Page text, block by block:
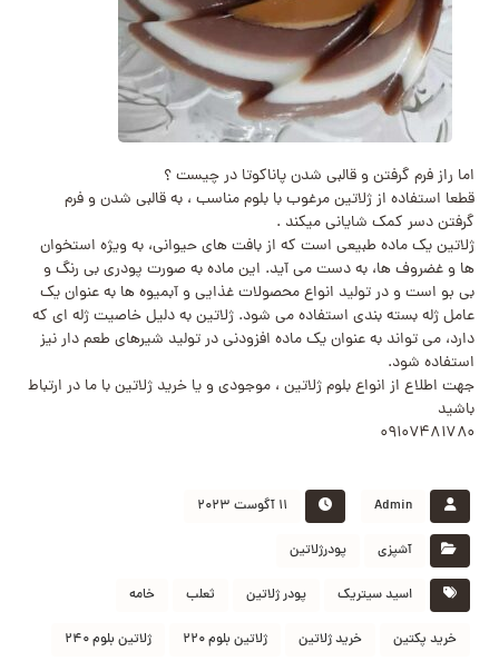
اما راز فرم گرفتن و قالبی شدن پاناکوتا در چیست ؟
قطعا استفاده از ژلاتین مرغوب با بلوم مناسب ، به قالبی شدن و فرم
گرفتن دسر کمک شایانی میکند .
ژلاتین یک ماده طبیعی است که از بافت های حیوانی، به ویژه استخوان
ها و غضروف ها، به دست می آید. این ماده به صورت پودری بی رنگ و
بی بو است و در تولید انواع محصولات غذایی و آبمیوه ها به عنوان یک
عامل ژله بسته بندی استفاده می شود. ژلاتین به دلیل خاصیت ژله ای که
دارد، می تواند به عنوان یک ماده افزودنی در تولید شیرهای طعم دار نیز
استفاده شود.
جهت اطلاع از انواع بلوم ژلاتین ، موجودی و یا خرید ژلاتین با ما در ارتباط
باشید
۰۹۱۰۷۴۸۱۷۸۰
Admin ۱۱ آگوست ۲۰۲۳
آشپزی پودرژلاتین
اسید سیتریک پودر ژلاتین ثعلب خامه
خرید پکتین خرید ژلاتین ژلاتین بلوم ۲۲۰ ژلاتین بلوم ۲۴۰